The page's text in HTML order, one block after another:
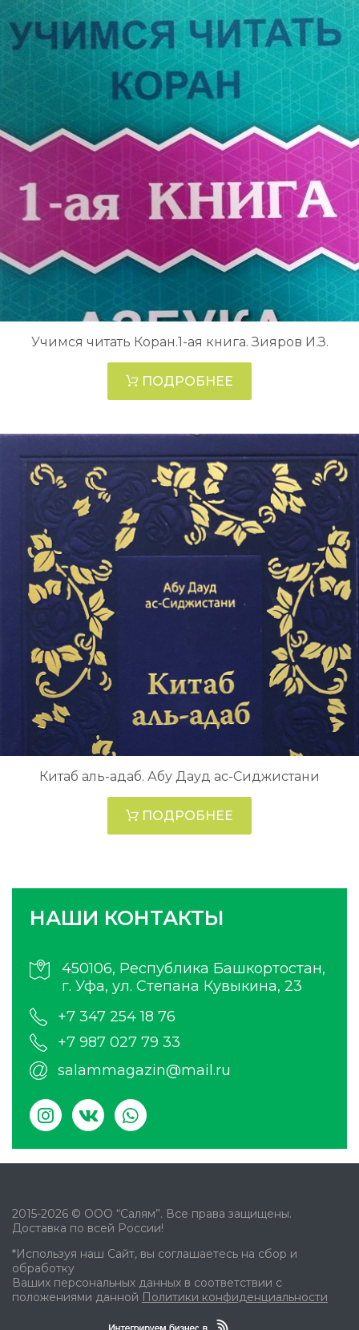
Учимся читать Коран.1-ая книга. Зияров И.З.
ПОДРОБНЕЕ
Китаб аль-адаб. Абу Дауд ас-Сиджистани
ПОДРОБНЕЕ
НАШИ КОНТАКТЫ
450106, Республика Башкортостан,
г. Уфа, ул. Степана Кувыкина, 23
+7 347 254 18 76
+7 987 027 79 33
salammagazin@mail.ru
2015-2026 © ООО “Салям”. Все права защищены.
Доставка по всей России!
*Используя наш Сайт, вы соглашаетесь на сбор и
обработку
Ваших персональных данных в соответствии с
положениями данной Политики конфиденциальности